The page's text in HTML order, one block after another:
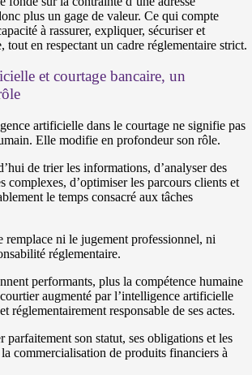
plus un gage de valeur. Ce qui compte
à rassurer, expliquer, sécuriser et
tout en respectant un cadre réglementaire strict.
et courtage bancaire, un
artificielle dans le courtage ne signifie pas
Elle modifie en profondeur son rôle.
de trier les informations, d’analyser des
complexes, d’optimiser les parcours clients et
le temps consacré aux tâches
remplace ni le jugement professionnel, ni
réglementaire.
performants, plus la compétence humaine
augmenté par l’intelligence artificielle
réglementairement responsable de ses actes.
parfaitement son statut, ses obligations et les
commercialisation de produits financiers à